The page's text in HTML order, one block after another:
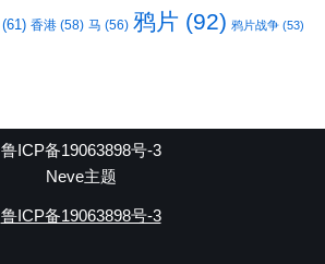
(61) 香港 (58) 马 (56) 鸦片 (92) 鸦片战争 (53)
鲁ICP备19063898号-3
Neve主题
鲁ICP备19063898号-3